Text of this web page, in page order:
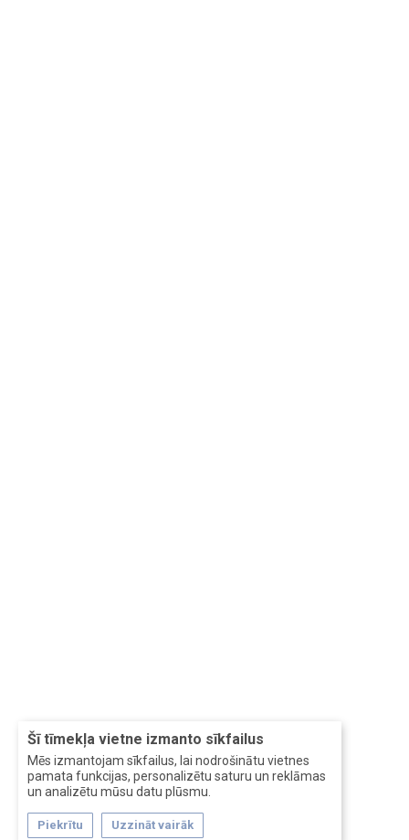
Šī tīmekļa vietne izmanto sīkfailus
Mēs izmantojam sīkfailus, lai nodrošinātu vietnes
pamata funkcijas, personalizētu saturu un reklāmas
un analizētu mūsu datu plūsmu.
Piekrītu Uzzināt vairāk